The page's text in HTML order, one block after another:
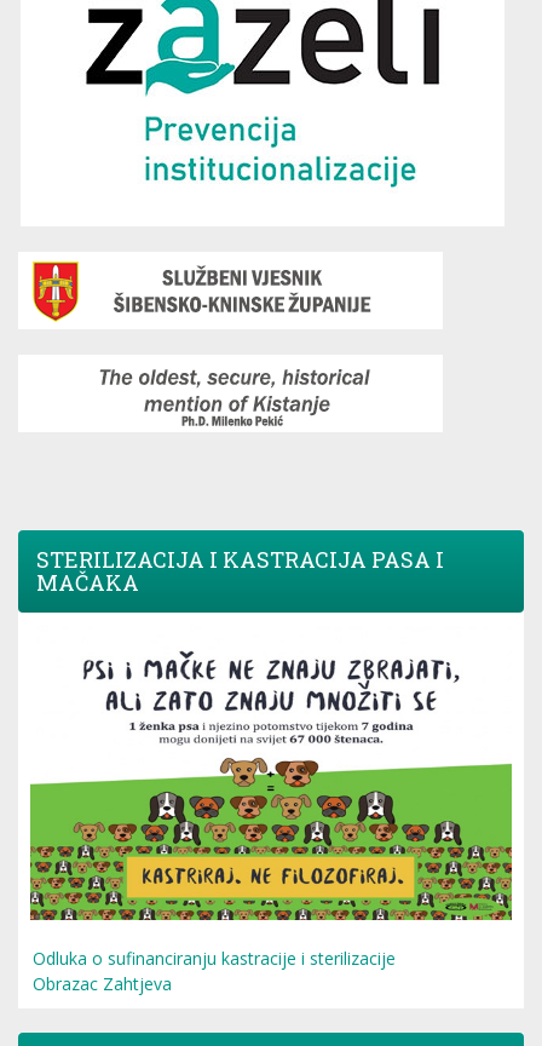
STERILIZACIJA I KASTRACIJA PASA I
MAČAKA
Odluka o sufinanciranju kastracije i sterilizacije
Obrazac Zahtjeva